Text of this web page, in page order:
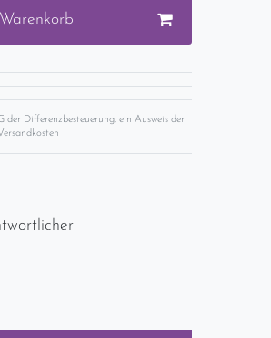
Differenzbesteuerung, ein Ausweis der